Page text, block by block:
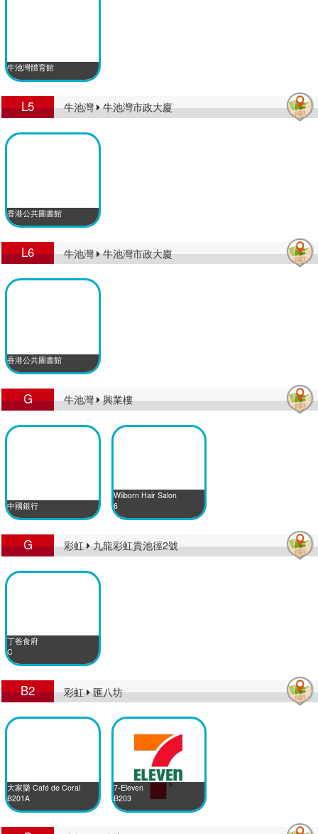
牛池灣體育館
L5 牛池灣 牛池灣市政大廈
香港公共圖書館
L6 牛池灣 牛池灣市政大廈
香港公共圖書館
G 牛池灣 興業樓
中國銀行
Wiiborn Hair Salon
6
G 彩虹 九龍彩虹貴池徑2號
丁爸食府
C
B2 彩虹 匯八坊
大家樂 Café de Coral
B201A
7-Eleven
B203